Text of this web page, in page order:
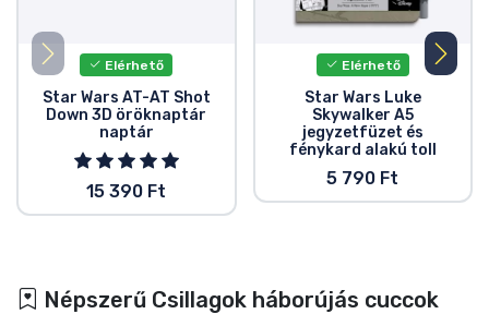
Elérhető
Star Wars AT-AT Shot
Down 3D öröknaptár
naptár
15 390 Ft
Elérhető
Star Wars Luke
Skywalker A5
jegyzetfüzet és
fénykard alakú toll
5 790 Ft
Népszerű Csillagok háborújás cuccok